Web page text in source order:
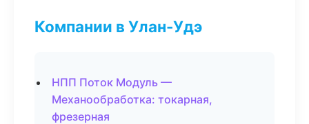
Компании в Улан-Удэ
НПП Поток Модуль —
Механообработка: токарная,
фрезерная